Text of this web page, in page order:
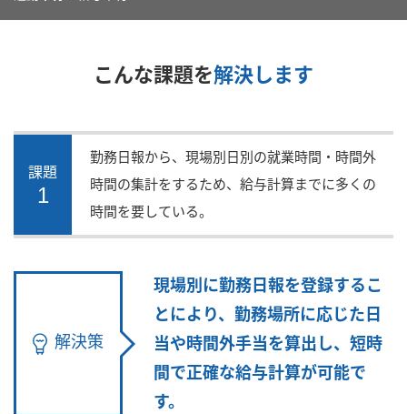
こんな課題を解決します
課題
1
勤務日報から、現場別日別の就業時間・時間外
時間の集計をするため、給与計算までに多くの
時間を要している。
解決策
現場別に勤務日報を登録するこ
とにより、勤務場所に応じた日
当や時間外手当を算出し、短時
間で正確な給与計算が可能で
す。